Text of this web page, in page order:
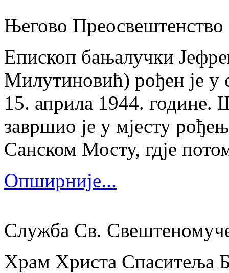
Његово
Епископ бањалучки
Милутиновић) рођен је у
15. априла 1944. године.
завршио је у мјесту
Санском Мосту, гдје
Опширније...
Служба Св.
Храм Христа Спаситеља